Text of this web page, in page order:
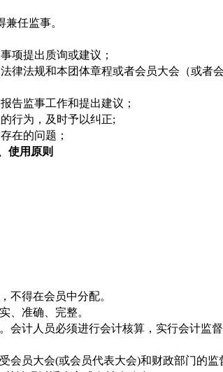
任监事。
项提出质询或建议；
律法规和本团体章程或者会员大会（或者
告监事工作和提出建议；
行为，及时予以纠正;
在的问题；
使用原则
不得在会员中分配。
、准确、完整。
会计人员必须进行会计核算，实行会计监
会员大会(或会员代表大会)和财政部门的监